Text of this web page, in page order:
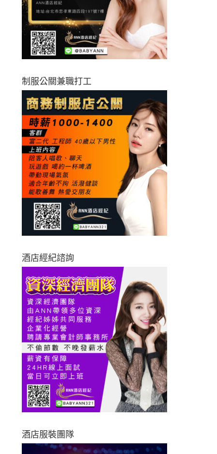
制服公關兼職打工
酒店經紀諮詢
酒店服裝團隊